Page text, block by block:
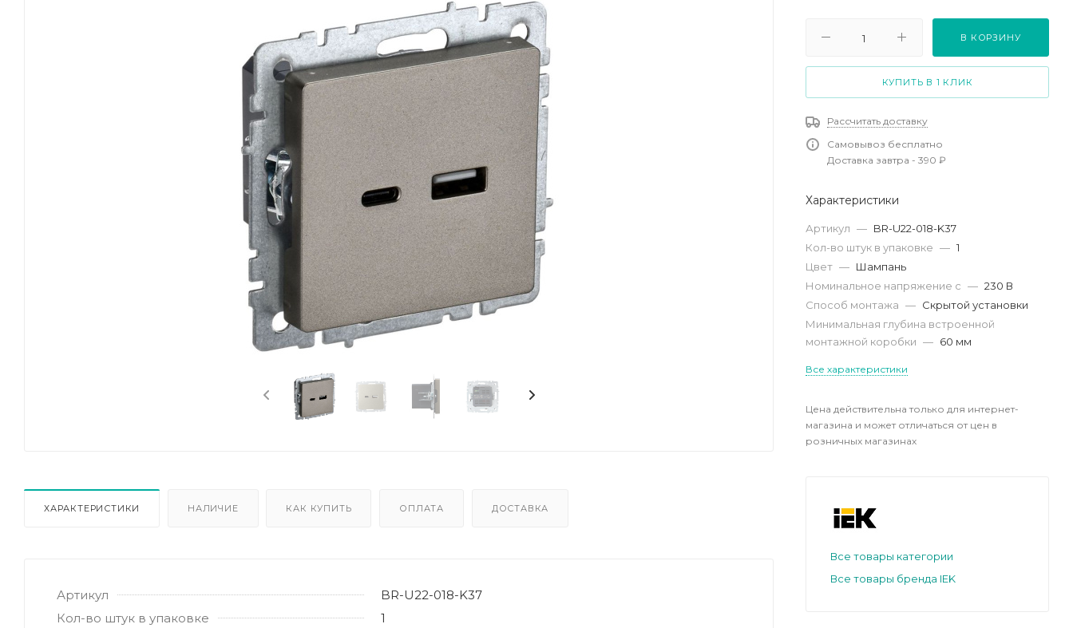
ХАРАКТЕРИСТИКИ НАЛИЧИЕ КАК КУПИТЬ ОПЛАТА ДОСТАВКА
Артикул
BR-U22-018-K37
Кол-во штук в упаковке
1
В КОРЗИНУ
КУПИТЬ В 1 КЛИК
Рассчитать доставку
Самовывоз бесплатно
Доставка завтра - 390 ₽
Характеристики
Артикул — BR-U22-018-K37
Кол-во штук в упаковке — 1
Цвет — Шампань
Номинальное напряжение с — 230 В
Способ монтажа — Скрытой установки
Минимальная глубина встроенной
монтажной коробки — 60 мм
Все характеристики
Цена действительна только для интернет-
магазина и может отличаться от цен в
розничных магазинах
Все товары категории
Все товары бренда IEK